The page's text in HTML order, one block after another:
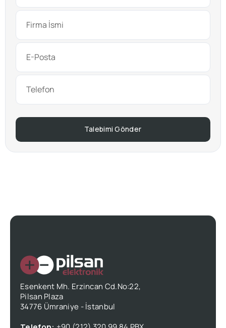
Talebimi Gönder
Esenkent Mh. Erzincan Cd.No:22,
Pilsan Plaza
34776 Ümraniye - İstanbul